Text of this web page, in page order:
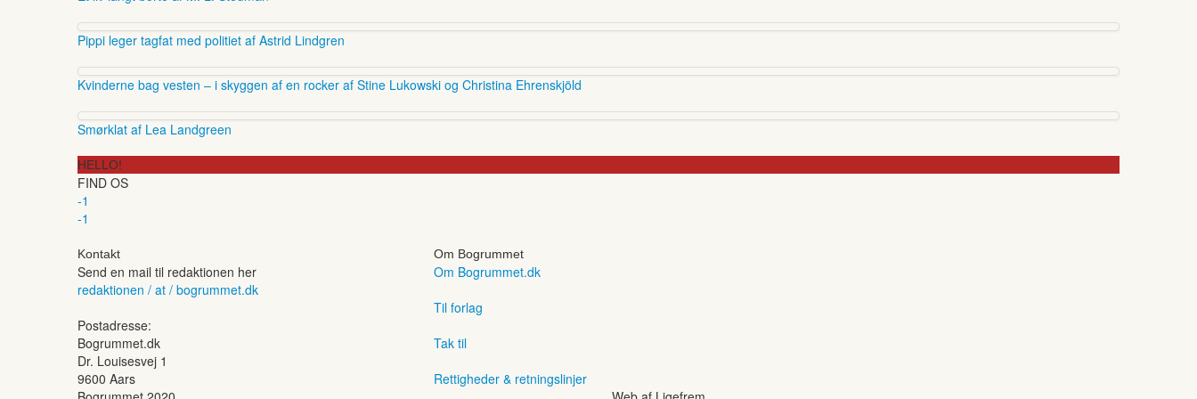
Pippi leger tagfat med politiet af Astrid Lindgren
Kvinderne bag vesten – i skyggen af en rocker af Stine Lukowski og Christina Ehrenskjöld
Smørklat af Lea Landgreen
HELLO!
FIND OS
-1
-1
Kontakt
Send en mail til redaktionen her
redaktionen / at / bogrummet.dk
Postadresse:
Bogrummet.dk
Dr. Louisesvej 1
9600 Aars
Om Bogrummet
Om Bogrummet.dk
Til forlag
Tak til
Rettigheder & retningslinjer